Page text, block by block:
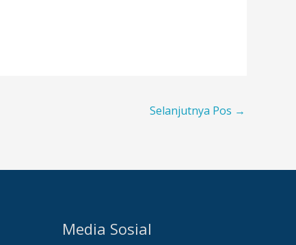
Selanjutnya Pos →
Media Sosial